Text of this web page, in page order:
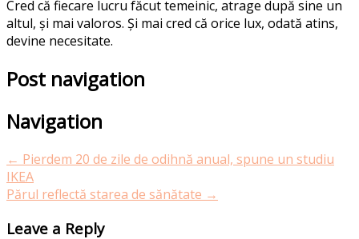
Cred că fiecare lucru făcut temeinic, atrage după sine un
altul, și mai valoros. Și mai cred că orice lux, odată atins,
devine necesitate.
Post navigation
Navigation
← Pierdem 20 de zile de odihnă anual, spune un studiu
IKEA
Părul reflectă starea de sănătate →
Leave a Reply